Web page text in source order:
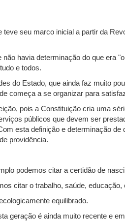
seu marco inicial a partir da
havia determinação do que era
e todos.
do Estado, que ainda faz muito
começa a se organizar para
pois a Constituição cria uma
públicos que devem ser
esta definição e determinação
providência.
podemos citar a certidão de
citar o trabalho, saúde, educação,
equilibrado.
geração é ainda muito recente e